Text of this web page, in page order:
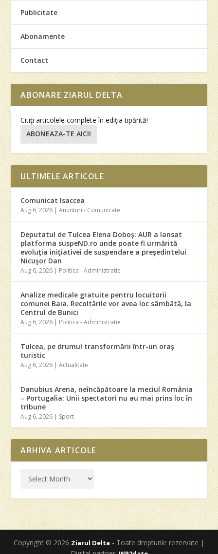
Publicitate
Abonamente
Contact
ABONARE ZIARUL DELTA
Citiţi articolele complete în ediţia tipărită!
ABONEAZA-TE AICI!
ULTIMELE ARTICOLE
Comunicat Isaccea
Aug 6, 2026 |Anunturi - Comunicate
Deputatul de Tulcea Elena Doboş: AUR a lansat
platforma suspeND.ro unde poate fi urmărită
evoluţia iniţiativei de suspendare a preşedintelui
Nicuşor Dan
Aug 6, 2026 | Politica - Administratie
Analize medicale gratuite pentru locuitorii
comunei Baia. Recoltările vor avea loc sâmbătă, la
Centrul de Bunici
Aug 6, 2026 | Politica - Administratie
Tulcea, pe drumul transformării într-un oraş
turistic
Aug 6, 2026 |Actualitate
Danubius Arena, neîncăpătoare la meciul România
– Portugalia: Unii spectatori nu au mai prins loc în
tribune
Aug 6, 2026 | Sport
ARHIVA ARTICOLE
Copyright © 2026 Ziarul Delta - Toate drepturile rezervate |